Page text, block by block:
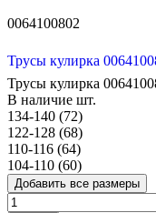
0064100802
Трусы кулирка
Трусы кулирка
В наличие шт.
134-140 (72)
122-128 (68)
110-116 (64)
104-110 (60)
Добавить все размеры